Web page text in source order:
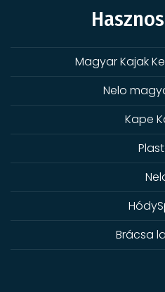
Magyar Kajak
Nelo
Kape
Brácsa